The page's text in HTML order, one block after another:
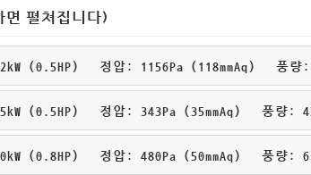
면 펼쳐집니다)
(0.5HP) 정압: 1156Pa (118mmAq) 풍량:
(0.5HP) 정압: 343Pa (35mmAq) 풍량:
(0.8HP) 정압: 480Pa (50mmAq) 풍량: